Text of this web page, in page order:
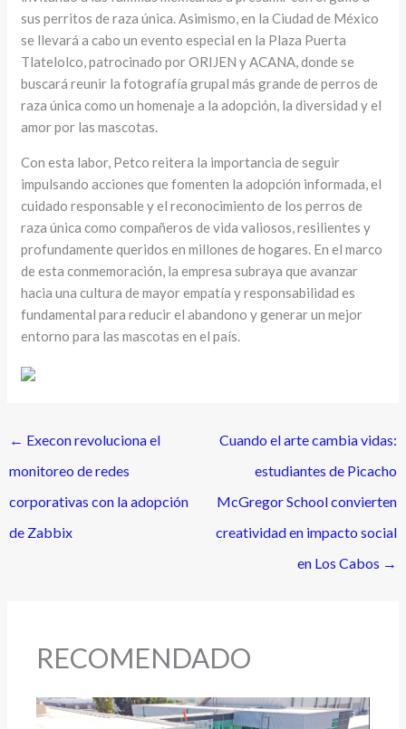
sus perritos de raza única. Asimismo, en la Ciudad de México
se llevará a cabo un evento especial en la Plaza Puerta
Tlatelolco, patrocinado por ORIJEN y ACANA, donde se
buscará reunir la fotografía grupal más grande de perros de
raza única como un homenaje a la adopción, la diversidad y el
amor por las mascotas.
Con esta labor, Petco reitera la importancia de seguir
impulsando acciones que fomenten la adopción informada, el
cuidado responsable y el reconocimiento de los perros de
raza única como compañeros de vida valiosos, resilientes y
profundamente queridos en millones de hogares. En el marco
de esta conmemoración, la empresa subraya que avanzar
hacia una cultura de mayor empatía y responsabilidad es
fundamental para reducir el abandono y generar un mejor
entorno para las mascotas en el país.
← Execon revoluciona el
monitoreo de redes
corporativas con la adopción
de Zabbix
Cuando el arte cambia vidas:
estudiantes de Picacho
McGregor School convierten
creatividad en impacto social
en Los Cabos →
RECOMENDADO